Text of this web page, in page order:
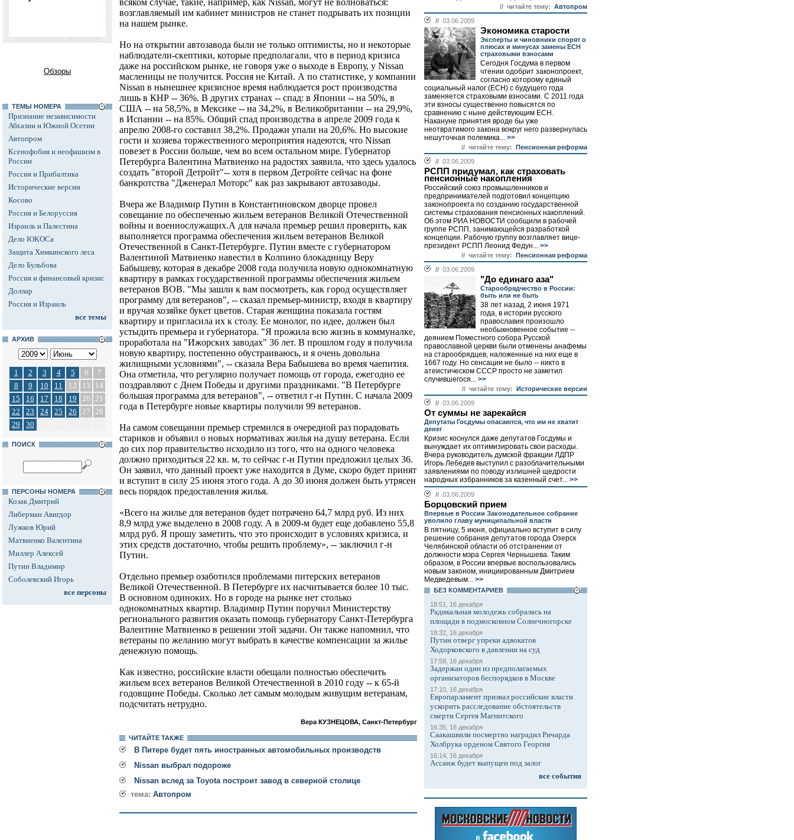
Обзоры
ТЕМЫ НОМЕРА
Признание независимости
Абхазии и Южной Осетии
Автопром
Ксенофобия и неофашизм в
России
Россия и Прибалтика
Исторические версии
Косово
Россия и Белоруссия
Израиль и Палестина
Дело ЮКОСа
Защита Химкинского леса
Дело Бульбова
Россия и финансовый кризис
Доллар
Россия и Израиль
все темы
АРХИВ
1 2 3 4 5 6
7
8
9 10 11 12 13
14
15
16 17 18 19 20 21
22
23 24 25 26 27 28
29
30
ПОИСК
ПЕРСОНЫ НОМЕРА
Козак Дмитрий
Либерман Авигдор
Лужков Юрий
Матвиенко Валентина
Миллер Алексей
Путин Владимир
Соболевский Игорь
все персоны
всяком случае, такие, например, как Nissan, могут не волноваться:
возглавляемый им кабинет министров не станет подрывать их позиции
на нашем рынке.
Но на открытии автозавода были не только оптимисты, но и некоторые
наблюдатели-скептики, которые предполагали, что в период кризиса
даже на российском рынке, не говоря уже о выходе в Европу, у Nissan
масленицы не получится. Россия не Китай. А по статистике, у компании
Nissan в нынешнее кризисное время наблюдается рост производства
лишь в КНР -- 36%. В других странах -- спад: в Японии -- на 50%, в
США -- на 58,5%, в Мексике -- на 34,2%, в Великобритании -- на 29,9%,
в Испании -- на 85%. Общий спад производства в апреле 2009 года к
апрелю 2008-го составил 38,2%. Продажи упали на 20,6%. Но высокие
гости и хозяева торжественного мероприятия надеются, что Nissan
повезет в России больше, чем во всем остальном мире. Губернатор
Петербурга Валентина Матвиенко на радостях заявила, что здесь удалось
создать "второй Детройт"-- хотя в первом Детройте сейчас на фоне
банкротства "Дженерал Моторс" как раз закрывают автозаводы.
Вчера же Владимир Путин в Константиновском дворце провел
совещание по обеспеченью жильем ветеранов Великой Отечественной
войны и военнослужащих.А для начала премьер решил проверить, как
выполняется программа обеспечения жильем ветеранов Великой
Отечественной в Санкт-Петербурге. Путин вместе с губернатором
Валентиной Матвиенко навестил в Колпино блокадницу Веру
Бабышеву, которая в декабре 2008 года получила новую однокомнатную
квартиру в рамках государственной программы обеспечения жильем
ветеранов ВОВ. "Мы зашли к вам посмотреть, как город осуществляет
программу для ветеранов", -- сказал премьер-министр, входя в квартиру
и вручая хозяйке букет цветов. Старая женщина показала гостям
квартиру и пригласила их к столу. Ее монолог, по идее, должен был
устыдить премьера и губернатора. "Я прожила всю жизнь в коммуналке,
проработала на "Ижорских заводах" 36 лет. В прошлом году я получила
новую квартиру, постепенно обустраиваюсь, и я очень довольна
жилищными условиями", -- сказала Вера Бабышева во время чаепития.
Она отметила, что регулярно получает помощь от города, ежегодно ее
поздравляют с Днем Победы и другими праздниками. "В Петербурге
большая программа для ветеранов", -- ответил г-н Путин. С начала 2009
года в Петербурге новые квартиры получили 99 ветеранов.
На самом совещании премьер стремился в очередной раз порадовать
стариков и объявил о новых нормативах жилья на душу ветерана. Если
до сих пор правительство исходило из того, что на одного человека
должно приходиться 22 кв. м, то сейчас г-н Путин предложил целых 36.
Он заявил, что данный проект уже находится в Думе, скоро будет принят
и вступит в силу 25 июня этого года. А до 30 июня должен быть утрясен
весь порядок предоставления жилья.
«Всего на жилье для ветеранов будет потрачено 64,7 млрд руб. Из них
8,9 млрд уже выделено в 2008 году. А в 2009-м будет еще добавлено 55,8
млрд руб. Я прошу заметить, что это происходит в условиях кризиса, и
этих средств достаточно, чтобы решить проблему», -- заключил г-н
Путин.
Отдельно премьер озаботился проблемами питерских ветеранов
Великой Отечественной. В Петербурге их насчитывается более 10 тыс.
В основном одиноких. Но в городе на рынке нет столько
однокомнатных квартир. Владимир Путин поручил Министерству
регионального развития оказать помощь губернатору Санкт-Петербурга
Валентине Матвиенко в решении этой задачи. Он также напомнил, что
ветераны по желанию могут выбрать в качестве компенсации за жилье
денежную помощь.
Как известно, российские власти обещали полностью обеспечить
жильем всех ветеранов Великой Отечественной в 2010 году -- к 65-й
годовщине Победы. Сколько лет самым молодым живущим ветеранам,
подсчитать нетрудно.
Вера КУЗНЕЦОВА, Санкт-Петербург
ЧИТАЙТЕ ТАКЖЕ
В Питере будет пять иностранных автомобильных производств
Nissan выбрал подороже
Nissan вслед за Toyota построит завод в северной столице
тема: Автопром
// читайте тему: Автопром
// 03.06.2009
Экономика старости
Эксперты и чиновники спорят о
плюсах и минусах замены ЕСН
страховыми взносами
Сегодня Госдума в первом
чтении одобрит законопроект,
согласно которому единый
социальный налог (ЕСН) с будущего года
заменяется страховыми взносами. С 2011 года
эти взносы существенно повысятся по
сравнению с ныне действующим ЕСН.
Накануне принятия вроде бы уже
неотвратимого закона вокруг него развернулась
нешуточная полемика... >>
// читайте тему: Пенсионная реформа
// 03.06.2009
РСПП придумал, как страховать
пенсионные накопления
Российский союз промышленников и
предпринимателей подготовил концепцию
законопроекта по созданию государственной
системы страхования пенсионных накоплений.
Об этом РИА НОВОСТИ сообщили в рабочей
группе РСПП, занимающейся разработкой
концепции. Рабочую группу возглавляет вице-
президент РСПП Леонид Федун... >>
// читайте тему: Пенсионная реформа
// 03.06.2009
"До единаго аза"
Старообрядчество в России:
быть или не быть
38 лет назад, 2 июня 1971
года, в истории русского
православия произошло
необыкновенное событие --
деянием Поместного собора Русской
православной церкви были отменены анафемы
на старообрядцев, наложенные на них еще в
1667 году. Но сенсации не было -- никто в
атеистическом СССР просто не заметил
случившегося... >>
// читайте тему: Исторические версии
// 03.06.2009
От суммы не зарекайся
Депутаты Госдумы опасаются, что им не хватит
денег
Кризис коснулся даже депутатов Госдумы и
вынуждает их оптимизировать свои расходы.
Вчера руководитель думской фракции ЛДПР
Игорь Лебедев выступил с разоблачительными
заявлениями по поводу излишней щедрости
народных избранников за казенный счет... >>
// 03.06.2009
Борцовский прием
Впервые в России Законодательное собрание
уволило главу муниципальной власти
В пятницу, 5 июня, официально вступит в силу
решение собрания депутатов города Озерск
Челябинской области об отстранении от
должности мэра Сергея Чернышева. Таким
образом, в России впервые воспользовались
новым законом, инициированным Дмитрием
Медведевым... >>
БЕЗ КОМMЕНТАРИЕВ
18:51, 16 декабря
Радикальная молодежь собралась на
площади в подмосковном Солнечногорске
18:32, 16 декабря
Путин отверг упреки адвокатов
Ходорковского в давлении на суд
17:58, 16 декабря
Задержан один из предполагаемых
организаторов беспорядков в Москве
17:10, 16 декабря
Европарламент призвал российские власти
ускорить расследование обстоятельств
смерти Сергея Магнитского
16:35, 16 декабря
Саакашвили посмертно наградил Ричарда
Холбрука орденом Святого Георгия
16:14, 16 декабря
Ассанж будет выпущен под залог
все события